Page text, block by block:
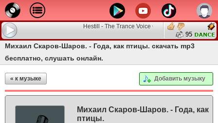
Hestill - The Trance Voice Of The Orient(Radio
95
Михаил Скаров-Шаров. - Года, как птицы. скачать mp3
бесплатно, слушать онлайн.
« к музыке Добавить музыку
Михаил Скаров-Шаров. - Года, как
птицы.